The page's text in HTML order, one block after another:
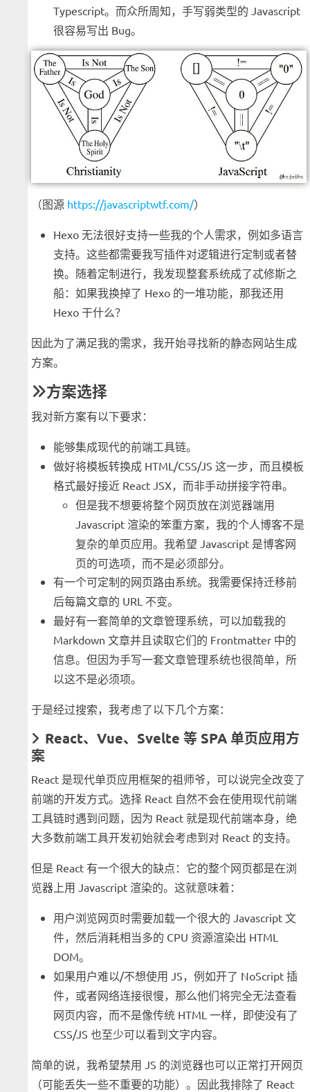
Typescript。而众所周知，手写弱类型的 Javascript
很容易写出 Bug。
（图源 https://javascriptwtf.com/）
Hexo 无法很好支持一些我的个人需求，例如多语言
支持。这些都需要我写插件对逻辑进行定制或者替
换。随着定制进行，我发现整套系统成了忒修斯之
船：如果我换掉了 Hexo 的一堆功能，那我还用
Hexo 干什么？
因此为了满足我的需求，我开始寻找新的静态网站生成
方案。
方案选择
我对新方案有以下要求：
能够集成现代的前端工具链。
做好将模板转换成 HTML/CSS/JS 这一步，而且模板
格式最好接近 React JSX，而非手动拼接字符串。
但是我不想要将整个网页放在浏览器端用
Javascript 渲染的笨重方案，我的个人博客不是
复杂的单页应用。我希望 Javascript 是博客网
页的可选项，而不是必须部分。
有一个可定制的网页路由系统。我需要保持迁移前
后每篇文章的 URL 不变。
最好有一套简单的文章管理系统，可以加载我的
Markdown 文章并且读取它们的 Frontmatter 中的
信息。但因为手写一套文章管理系统也很简单，所
以这不是必须项。
于是经过搜索，我考虑了以下几个方案：
React、Vue、Svelte 等 SPA 单页应用方
案
React 是现代单页应用框架的祖师爷，可以说完全改变了
前端的开发方式。选择 React 自然不会在使用现代前端
工具链时遇到问题，因为 React 就是现代前端本身，绝
大多数前端工具开发初始就会考虑到对 React 的支持。
但是 React 有一个很大的缺点：它的整个网页都是在浏
览器上用 Javascript 渲染的。这就意味着：
用户浏览网页时需要加载一个很大的 Javascript 文
件，然后消耗相当多的 CPU 资源渲染出 HTML
DOM。
如果用户难以/不想使用 JS，例如开了 NoScript 插
件，或者网络连接很慢，那么他们将完全无法查看
网页内容，而不是像传统 HTML 一样，即使没有了
CSS/JS 也至少可以看到文字内容。
简单的说，我希望禁用 JS 的浏览器也可以正常打开网页
（可能丢失一些不重要的功能）。因此我排除了 React